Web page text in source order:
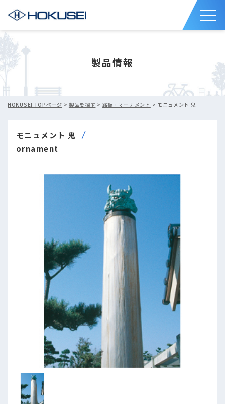
製品情報
HOKUSEI TOPページ > 製品を探す > 銘板・オーナメント > モニュメント 鬼
モニュメント 鬼
ornament